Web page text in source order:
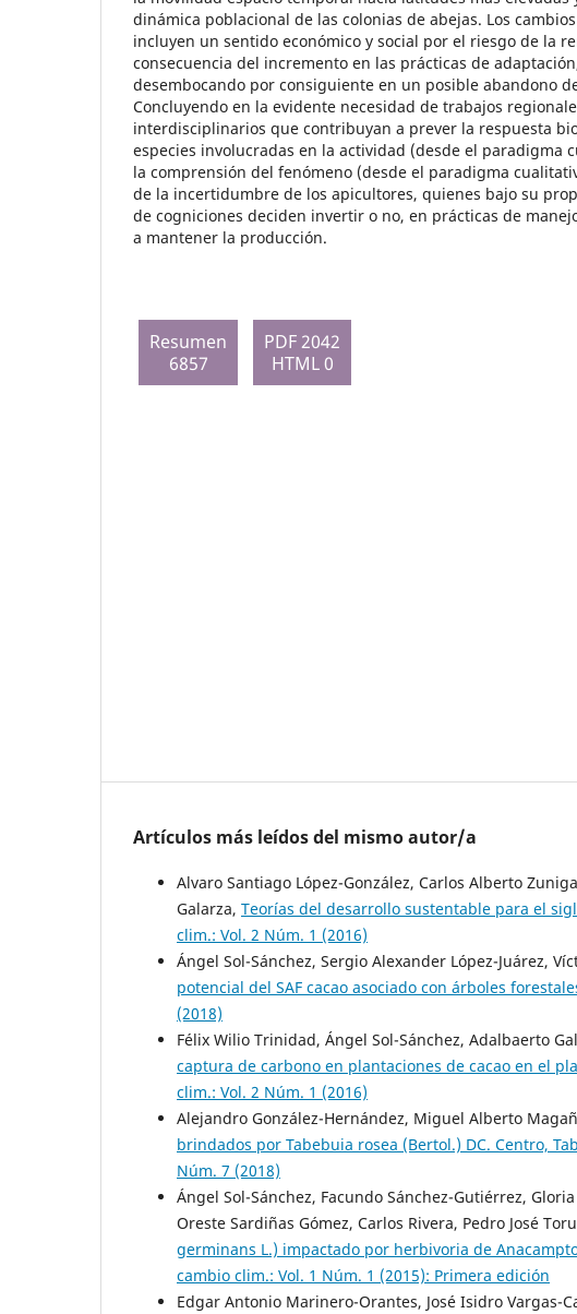
dinámica poblacional de las colonias de abejas. Los
incluyen un sentido económico y social por el riesgo de la
consecuencia del incremento en las prácticas de
desembocando por consiguiente en un posible abandono
Concluyendo en la evidente necesidad de trabajos
interdisciplinarios que contribuyan a prever la respuesta
especies involucradas en la actividad (desde el paradigma
la comprensión del fenómeno (desde el paradigma
de la incertidumbre de los apicultores, quienes bajo su
de cogniciones deciden invertir o no, en prácticas de
a mantener la producción.
Resumen
6857
PDF 2042
HTML 0
Artículos más leídos del mismo autor/a
Alvaro Santiago López-González, Carlos Alberto
Galarza, Teorías del desarrollo sustentable para el
clim.: Vol. 2 Núm. 1 (2016)
Ángel Sol-Sánchez, Sergio Alexander López-Juárez,
potencial del SAF cacao asociado con árboles
(2018)
Félix Wilio Trinidad, Ángel Sol-Sánchez, Adalbaerto
captura de carbono en plantaciones de cacao en el
clim.: Vol. 2 Núm. 1 (2016)
Alejandro González-Hernández, Miguel Alberto
brindados por Tabebuia rosea (Bertol.) DC. Centro,
Núm. 7 (2018)
Ángel Sol-Sánchez, Facundo Sánchez-Gutiérrez,
Oreste Sardiñas Gómez, Carlos Rivera, Pedro José
germinans L.) impactado por herbivoria de
cambio clim.: Vol. 1 Núm. 1 (2015): Primera edición
Edgar Antonio Marinero-Orantes, José Isidro Vargas-